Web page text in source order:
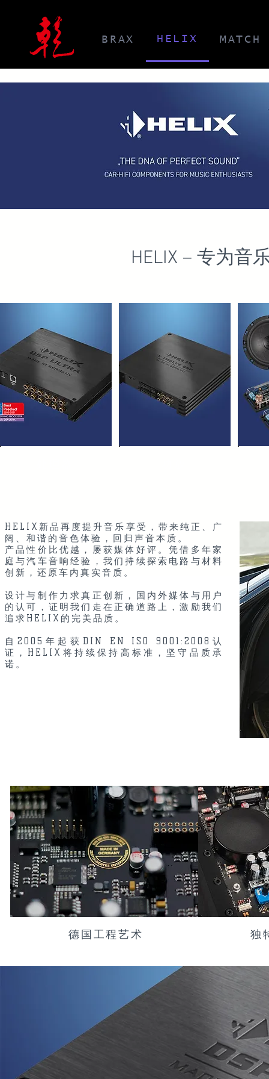
BRAX HELIX MATCH
HELIX – 专为音
HELIX新品再度提升音乐享受，带来纯正、广
阔、和谐的音色体验，回归声音本质。
产品性价比优越，屡获媒体好评。凭借多年家
庭与汽车音响经验，我们持续探索电路与材料
创新，还原车内真实音质。
设计与制作力求真正创新，国内外媒体与用户
的认可，证明我们走在正确道路上，激励我们
追求HELIX的完美品质。
自2005年起获DIN EN ISO 9001:2008认
证，HELIX将持续保持高标准，坚守品质承
诺。
德国工程艺术 独